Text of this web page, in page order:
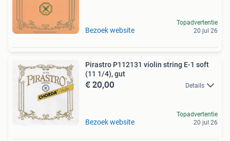
Bezoek website
Topadvertentie
20 jul 26
Pirastro P112131 violin string E-1 soft
(11 1/4), gut
€ 20,00 Details
Bezoek website
Topadvertentie
20 jul 26